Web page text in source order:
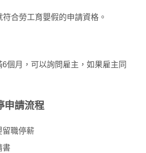
合勞工育嬰假的申請資格。
個月，可以詢問雇主，如果雇主同
申請流程
留職停薪
書